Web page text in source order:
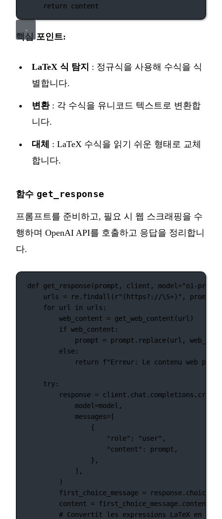
return content
핵심 포인트:
LaTeX 식 탐지 : 정규식을 사용해 수식을 식
별합니다.
변환: 각 수식을 유니코드 텍스트로 변환합
니다.
대체
: LaTeX 수식을 읽기 쉬운 형태로 교체
합니다.
함수 get_response
프롬프트를 준비하고, 필요 시 웹 스크래핑을 수
행하며 OpenAI API를 호출하고 응답을 정리합니
다.
def get_response(prompt, client, model="o1-
urls = re.findall( r" (https? ://\S+) " , prompt)
for url in urls:
web_content = get_web_content(url)
if web_content:
prompt = prompt.replace(url,
else:
return
f"Erreur: Le contenu web pour
try:
response =
model=model,
messages=[
{
"role" : "user" ,
"content" : prompt,
},
],
)
first_choice_message = response.choices[
content = first_choice_message.content
# Convertit les expressions LaTeX en